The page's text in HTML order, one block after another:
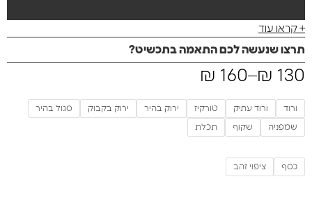
+ קראו עוד
תרצו שנעשה לכם התאמה בתכשיט?
₪ 130
–
₪ 160
ורוד ורוד עתיק טורקיז ירוק בהיר ירוק בקבוק סגול בהיר
שמפניה שקוף תכלת
כסף ציפוי זהב